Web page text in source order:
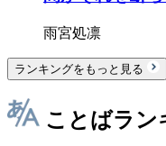
雨宮処凛
ランキングをもっと見る
ことばラン